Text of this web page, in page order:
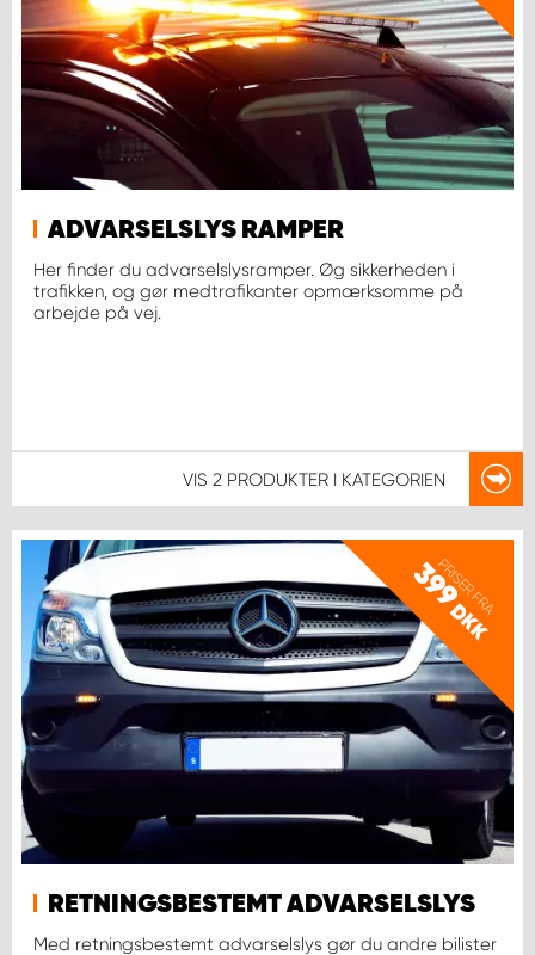
ADVARSELSLYS RAMPER
Her finder du advarselslysramper. Øg sikkerheden i
trafikken, og gør medtrafikanter opmærksomme på
arbejde på vej.
VIS 2 PRODUKTER I KATEGORIEN
PRISER FRA
399
DKK
RETNINGSBESTEMT ADVARSELSLYS
Med retningsbestemt advarselslys gør du andre bilister